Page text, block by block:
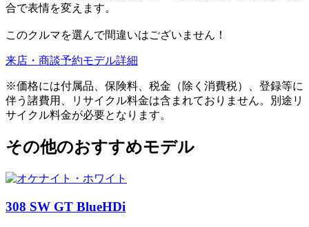
合で表情を変えます。
このクルマを選んで間違いはございません！
来店・商談予約モデル詳細
※価格には付属品、保険料、税金（除く消費税）、登録等に
伴う諸費用、リサイクル料金は含まれておりません。別途リ
サイクル料金が必要となります。
その他のおすすめモデル
308 SW GT BlueHDi